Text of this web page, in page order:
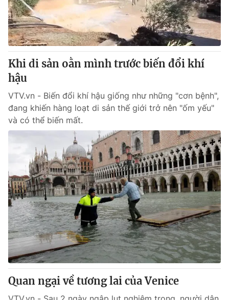
Khi di sản oằn mình trước biến đổi khí
hậu
VTV.vn - Biến đổi khí hậu giống như những "cơn bệnh",
đang khiến hàng loạt di sản thế giới trở nên "ốm yếu"
và có thể biến mất.
Quan ngại về tương lai của Venice